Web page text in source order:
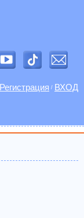
Регистрация / ВХОД